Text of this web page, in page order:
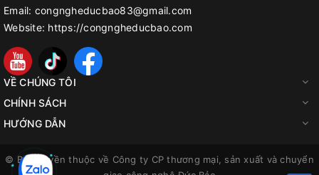
Email: congngheducbao83@gmail.com
Website: https://congngheducbao.com
VỀ CHÚNG TÔI
CHÍNH SÁCH
HƯỚNG DẪN
© Bản quyền thuộc về Công ty CP thương mại, sản xuất và chuyển